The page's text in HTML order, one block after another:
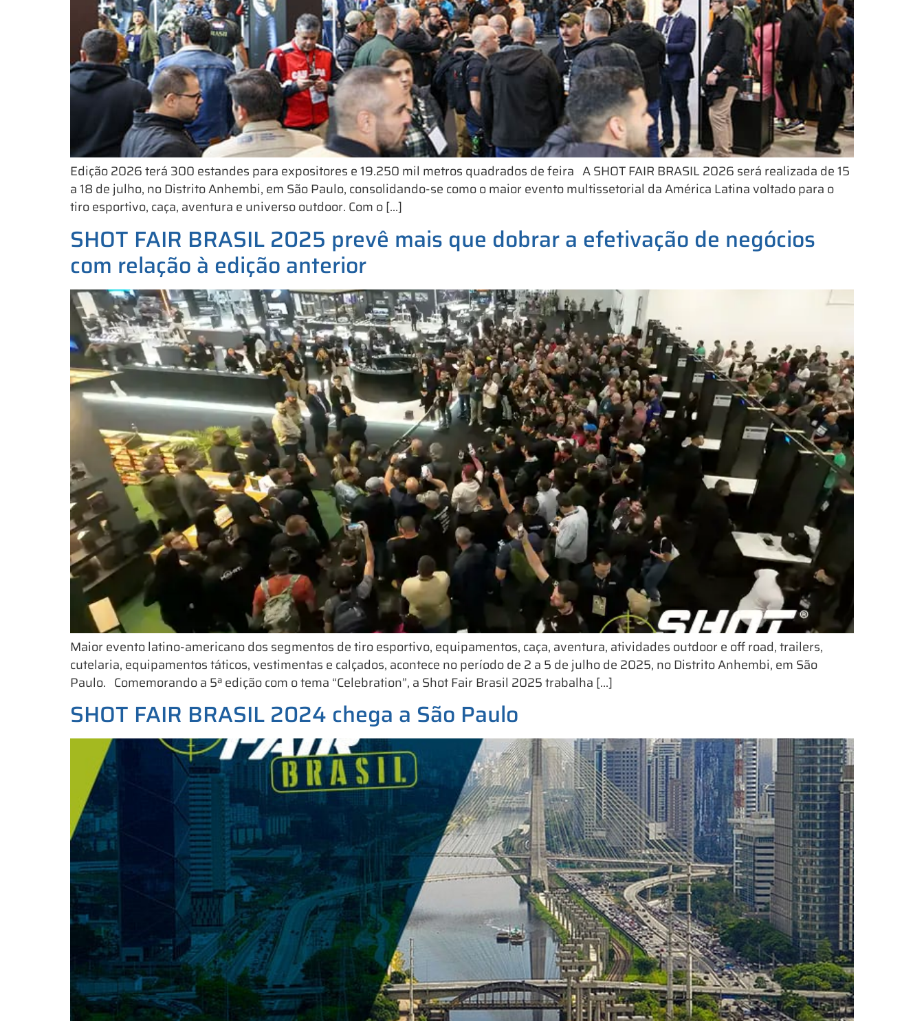
Edição 2026 terá 300 estandes para expositores e 19.250 mil metros quadrados de feira A SHOT FAIR BRASIL 2026 será realizada de 15
a 18 de julho, no Distrito Anhembi, em São Paulo, consolidando-se como o maior evento multissetorial da América Latina voltado para o
tiro esportivo, caça, aventura e universo outdoor. Com o […]
SHOT FAIR BRASIL 2025 prevê mais que dobrar a efetivação de negócios
com relação à edição anterior
Maior evento latino-americano dos segmentos de tiro esportivo, equipamentos, caça, aventura, atividades outdoor e off road, trailers,
cutelaria, equipamentos táticos, vestimentas e calçados, acontece no período de 2 a 5 de julho de 2025, no Distrito Anhembi, em São
Paulo. Comemorando a 5ª edição com o tema “Celebration”, a Shot Fair Brasil 2025 trabalha […]
SHOT FAIR BRASIL 2024 chega a São Paulo